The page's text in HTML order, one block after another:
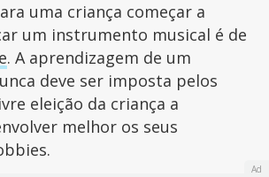
uma criança começar a
um instrumento musical é de
. A aprendizagem de um
deve ser imposta pelos
eleição da criança a
melhor os seus
Ad